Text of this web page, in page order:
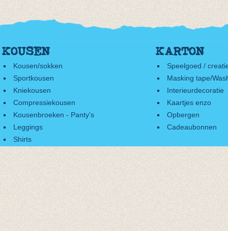
KOUSEN
Kousen/sokken
Sportkousen
Kniekousen
Compressiekousen
Kousenbroeken - Panty's
Leggings
Shirts
KARTON
Speelgoed /
Masking tape/
Interieurdecoratie
Kaartjes enzo
Opbergen
Cadeaubonnen